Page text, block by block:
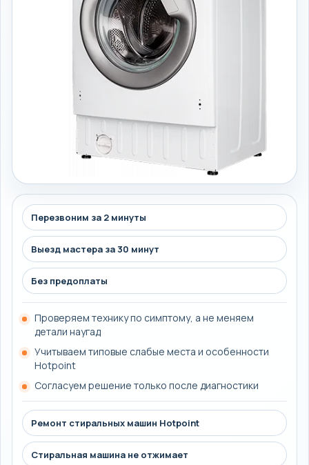
Перезвоним за 2 минуты
Выезд мастера за 30 минут
Без предоплаты
Проверяем технику по симптому, а не меняем
детали наугад
Учитываем типовые слабые места и особенности
Hotpoint
Согласуем решение только после диагностики
Ремонт стиральных машин Hotpoint
Стиральная машина не отжимает